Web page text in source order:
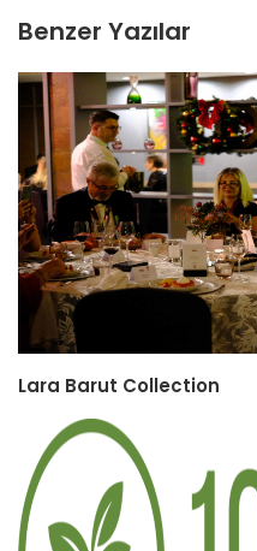
Benzer Yazılar
Lara Barut Collection